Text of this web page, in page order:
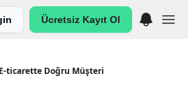
Ücretsiz Kayıt Ol
E-ticarette Doğru Müşteri